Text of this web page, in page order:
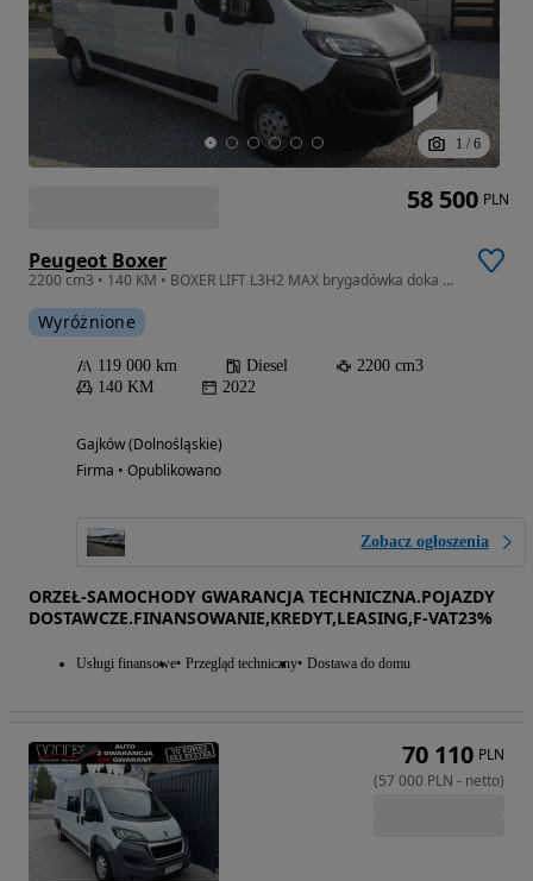
1 / 6
Peugeot Boxer
2200 cm3 • 140 KM • BOXER LIFT L3H2 MAX brygadówka doka dubel kabina 6-osób klima 2022rok
Wyróżnione
119 000 km Diesel
2200 cm3
140 KM
2022
Gajków (Dolnośląskie)
Firma • Opublikowano
Zobacz ogłoszenia
ORZEŁ-SAMOCHODY GWARANCJA TECHNICZNA.POJAZDY
DOSTAWCZE.FINANSOWANIE,KREDYT,LEASING,F-VAT23%
Usługi finansowe Przegląd techniczny Dostawa do domu
58 500 PLN
70 110 PLN
(57 000 PLN - netto)